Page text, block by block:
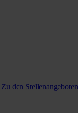
Zu den Stellenangeboten